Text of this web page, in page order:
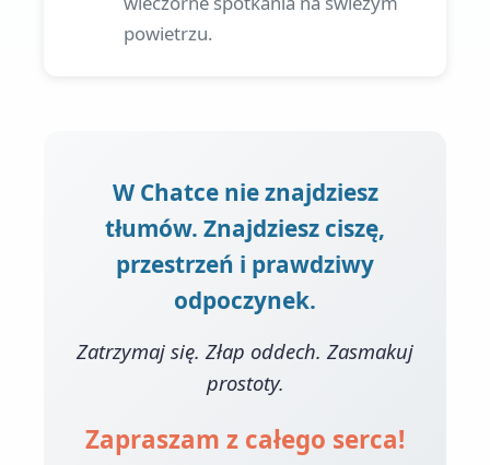
powietrzu.
W Chatce nie znajdziesz
tłumów. Znajdziesz ciszę,
przestrzeń i prawdziwy
odpoczynek.
Zatrzymaj się. Złap oddech. Zasmakuj
prostoty.
Zapraszam z całego serca!